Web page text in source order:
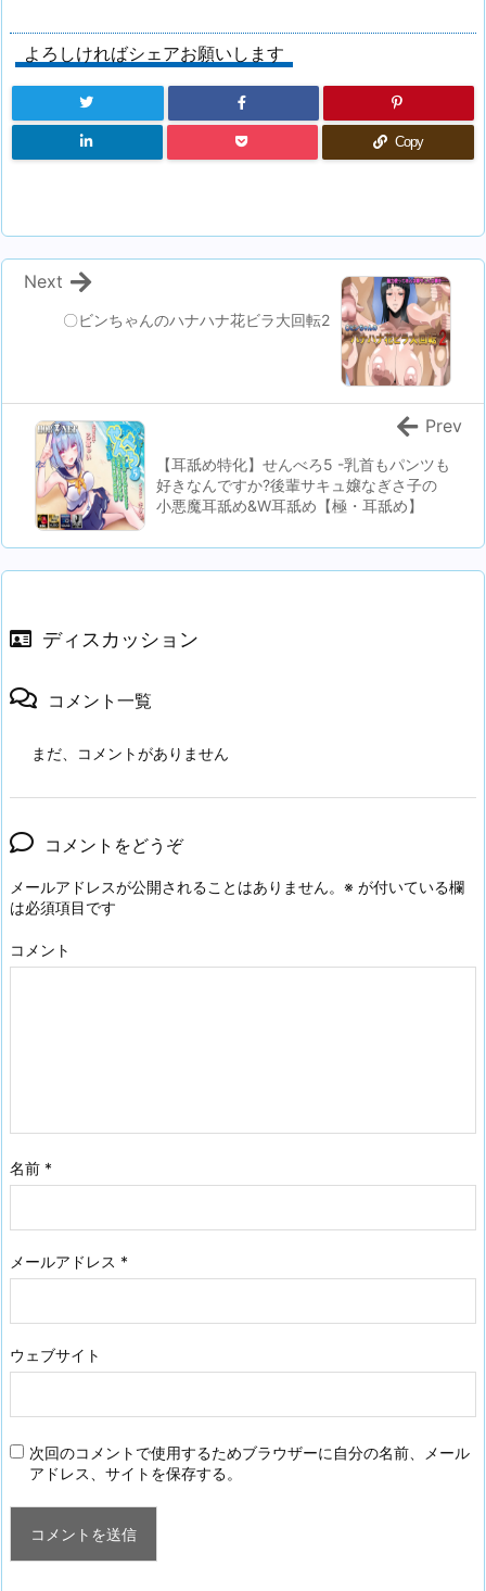
よろしければシェアお願いします
Copy
〇ビンちゃんのハナハナ花ビラ大回転2
Next
【耳舐め特化】せんべろ5 -乳首もパンツも
好きなんですか?後輩サキュ嬢なぎさ子の
小悪魔耳舐め&W耳舐め【極・耳舐め】
Prev
ディスカッション
コメント一覧
まだ、コメントがありません
コメントをどうぞ
メールアドレスが公開されることはありません。 ※ が付いている欄
は必須項目です
コメント
名前 *
メールアドレス *
ウェブサイト
次回のコメントで使用するためブラウザーに自分の名前、メール
アドレス、サイトを保存する。